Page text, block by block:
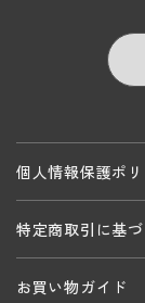
個人情報保護ポ
特定商取引に基
お買い物ガイド